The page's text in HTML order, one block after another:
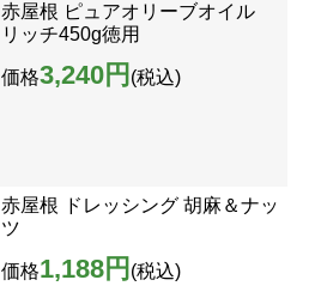
赤屋根 ピュアオリーブオイル
リッチ450g徳用
価格3,240円 (税込)
赤屋根 ドレッシング 胡麻＆ナッ
ツ
価格1,188円 (税込)